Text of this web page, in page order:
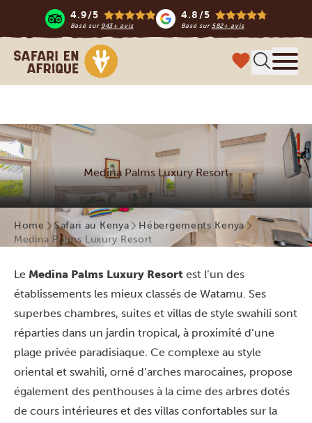
4.9/5
Basé sur 943+ avis
4.8/5
Basé sur 582+ avis
Safari en Afrique
Medina Palms Luxury Resort
Home Safari au Kenya
Hébergements Kenya
Medina Palms Luxury Resort
Le Medina Palms Luxury Resort est l’un des
établissements les mieux classés de Watamu. Ses
superbes chambres, suites et villas de style swahili sont
réparties dans un jardin tropical, à proximité d’une
plage privée paradisiaque. Ce complexe au style
oriental et swahili, orné d’arches marocaines, propose
également des penthouses à la cime des arbres dotés
de cours intérieures et des villas confortables sur la